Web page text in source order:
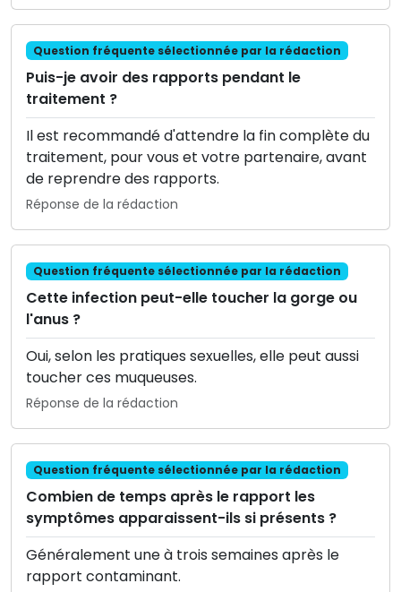
Question fréquente sélectionnée par la rédaction
Puis-je avoir des rapports pendant le
traitement ?
Il est recommandé d'attendre la fin complète du
traitement, pour vous et votre partenaire, avant
de reprendre des rapports.
Réponse de la rédaction
Question fréquente sélectionnée par la rédaction
Cette infection peut-elle toucher la gorge ou
l'anus ?
Oui, selon les pratiques sexuelles, elle peut aussi
toucher ces muqueuses.
Réponse de la rédaction
Question fréquente sélectionnée par la rédaction
Combien de temps après le rapport les
symptômes apparaissent-ils si présents ?
Généralement une à trois semaines après le
rapport contaminant.